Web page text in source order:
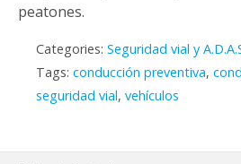
peatones.
Categories: Seguridad vial y
Tags: conducción preventiva,
seguridad vial, vehículos